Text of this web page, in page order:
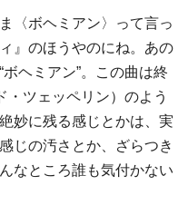
〈ボヘミアン〉って言っ
』のほうやのにね。あの
ヘミアン”。この曲は終
・ツェッペリン）のよう
妙に残る感じとかは、実
じの汚さとか、ざらつき
なところ誰も気付かない